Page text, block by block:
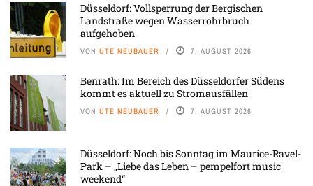
Düsseldorf: Vollsperrung der Bergischen
Landstraße wegen Wasserrohrbruch
aufgehoben
VON UTE NEUBAUER 7. AUGUST 2026
Benrath: Im Bereich des Düsseldorfer Südens
kommt es aktuell zu Stromausfällen
VON UTE NEUBAUER 7. AUGUST 2026
Düsseldorf: Noch bis Sonntag im Maurice-Ravel-
Park – „Liebe das Leben – pempelfort music
weekend“